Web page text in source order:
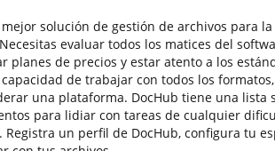
solución de gestión de archivos para
evaluar todos los matices del
planes de precios y estar atento a los
de trabajar con todos los
una plataforma. DocHub tiene una lista
para lidiar con tareas de cualquier
Registra un perfil de DocHub, configura tu